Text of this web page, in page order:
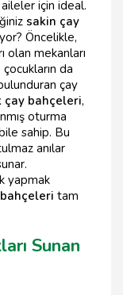
aileler için ideal.
sakin çay
Öncelikle,
olan mekanları
da
çay
çay bahçeleri,
oturma
sahip. Bu
anılar
yapmak
tam
Sunan